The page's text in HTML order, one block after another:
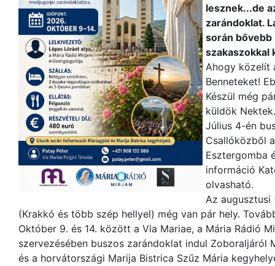
lesznek...de
zarándoklat.
során
szakaszokkal
Ahogy közelít
Benneteket!
Készül még
küldök Nektek.
Július 4-én
Csallóközből
Esztergomba
információ
olvasható.
Az augusztusi
(Krakkó és több szép hellyel) még van pár hely.
Október 9. és 14. között a Via Mariae, a Mária Rádió
szervezésében buszos zarándoklat indul Zoboraljáról
és a horvátországi Marija Bistrica Szűz Mária